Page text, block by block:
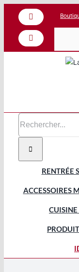
Passer
contenu
Facebook
Instagram
RENTRÉE
ACCESSOIRES